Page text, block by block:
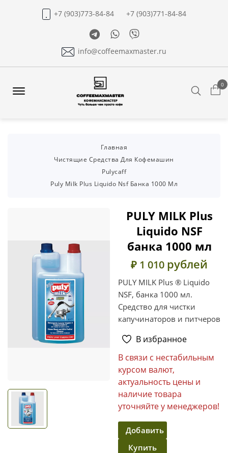
+7 (903)773-84-84
+7 (903)771-84-84
TelegramWhatsapp
Viber
info@coffeemaxmaster.ru
0
Главная
Чистящие Средства Для Кофемашин
Pulycaff
Puly Milk Plus Liquido Nsf Банка 1000 Мл
PULY MILK Plus
Liquido NSF
банка 1000 мл
₽ 1 010 рублей
PULY MILK Plus ® Liquido
NSF, банка 1000 мл.
Средство для чистки
капучинаторов и питчеров
В избранное
В связи с нестабильным
курсом валют,
актуальность цены и
наличие товара
уточняйте у менеджеров!
Добавить
в
Купить